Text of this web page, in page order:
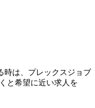
時は、プレックスジョブ
と希望に近い求人を